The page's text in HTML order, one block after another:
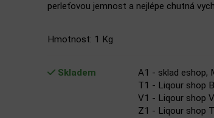
perleťovou jemnost a nejlépe chutná
Hmotnost: 1 Kg
Skladem
A1 - sklad eshop,
T1 - Liqour shop
V1 - Liqour shop
Z1 - Liqour shop